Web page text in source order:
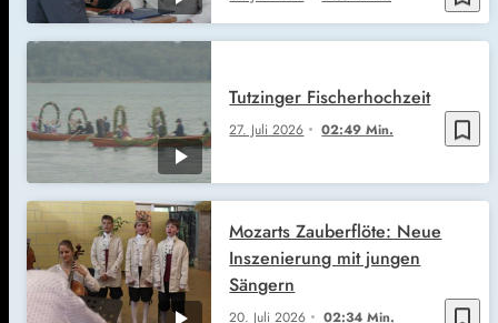
bookmark_border
27. Juli 2026 02:49 Min.
Tutzinger Fischerhochzeit
bookmark_border
20. Juli 2026 02:34 Min.
Mozarts Zauberflöte: Neue
Inszenierung mit jungen
Sängern